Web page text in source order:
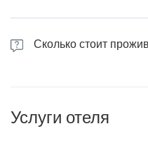
Сколько стоит
Услуги отеля